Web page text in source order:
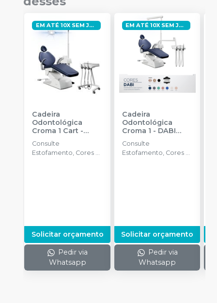
EM ATÉ 10X SEM JUROS
Cadeira
Odontológica
Croma 1 Cart -
Consulte
Estofamento, Cores e
Solicitar orçamento
Pedir via
Whatsapp
EM ATÉ 10X SEM JUROS
Cadeira
Odontológica
Croma 1 - DABI
Consulte
Estofamento, Cores e
Solicitar orçamento
Pedir via
Whatsapp